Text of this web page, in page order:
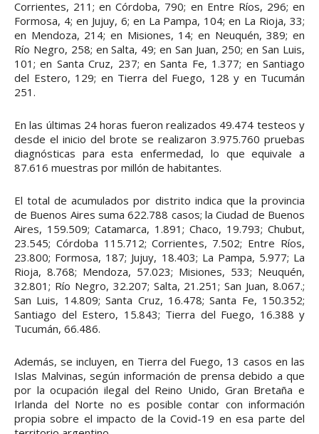
Corrientes, 211; en Córdoba, 790; en Entre Ríos, 296; en
Formosa, 4; en Jujuy, 6; en La Pampa, 104; en La Rioja, 33;
en Mendoza, 214; en Misiones, 14; en Neuquén, 389; en
Río Negro, 258; en Salta, 49; en San Juan, 250; en San Luis,
101; en Santa Cruz, 237; en Santa Fe, 1.377; en Santiago
del Estero, 129; en Tierra del Fuego, 128 y en Tucumán
251.
En las últimas 24 horas fueron realizados 49.474 testeos y
desde el inicio del brote se realizaron 3.975.760 pruebas
diagnósticas para esta enfermedad, lo que equivale a
87.616 muestras por millón de habitantes.
El total de acumulados por distrito indica que la provincia
de Buenos Aires suma 622.788 casos; la Ciudad de Buenos
Aires, 159.509; Catamarca, 1.891; Chaco, 19.793; Chubut,
23.545; Córdoba 115.712; Corrientes, 7.502; Entre Ríos,
23.800; Formosa, 187; Jujuy, 18.403; La Pampa, 5.977; La
Rioja, 8.768; Mendoza, 57.023; Misiones, 533; Neuquén,
32.801; Río Negro, 32.207; Salta, 21.251; San Juan, 8.067.;
San Luis, 14.809; Santa Cruz, 16.478; Santa Fe, 150.352;
Santiago del Estero, 15.843; Tierra del Fuego, 16.388 y
Tucumán, 66.486.
Además, se incluyen, en Tierra del Fuego, 13 casos en las
Islas Malvinas, según información de prensa debido a que
por la ocupación ilegal del Reino Unido, Gran Bretaña e
Irlanda del Norte no es posible contar con información
propia sobre el impacto de la Covid-19 en esa parte del